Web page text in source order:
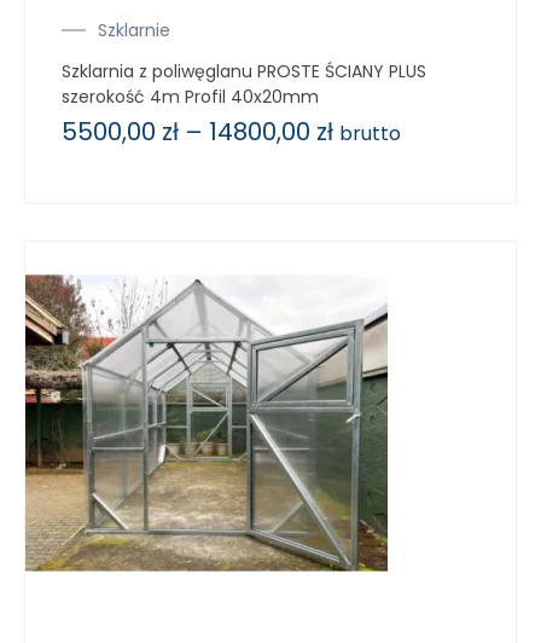
Szklarnie
Szklarnia z poliwęglanu PROSTE ŚCIANY PLUS
szerokość 4m Profil 40x20mm
5500,00 zł – 14800,00 zł brutto